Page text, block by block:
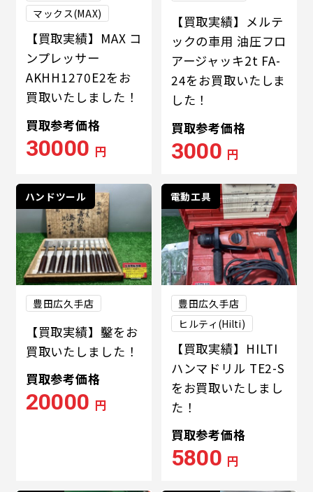
マックス(MAX)
【買取実績】MAX コ
ンプレッサー
AKHH1270E2をお
買取いたしました！
買取参考価格
30000 円
【買取実績】メルテ
ックの車用 油圧フロ
アージャッキ2t FA-
24をお買取いたしま
した！
買取参考価格
3000 円
ハンドツール
豊田広久手店
【買取実績】鑿をお
買取いたしました！
買取参考価格
20000 円
電動工具
豊田広久手店
ヒルティ(Hilti)
【買取実績】HILTI
ハンマドリル TE2-S
をお買取いたしまし
た！
買取参考価格
5800 円